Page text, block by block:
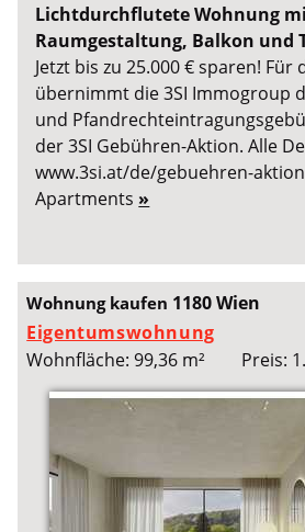
Lichtdurchflutete Wohnung
Raumgestaltung, Balkon und
Jetzt bis zu 25.000 € sparen! Für
übernimmt die 3SI Immogroup
und
der 3SI Gebühren-Aktion. Alle
www.3si.at/de/gebuehren-
Apartments »
Wohnung kaufen 1180 Wien
Eigentumswohnung
Wohnfläche: 99,36 m²
Preis: